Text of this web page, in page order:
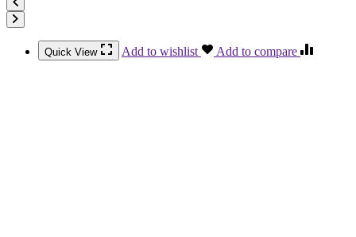
Quick View Add to wishlist Add to compare